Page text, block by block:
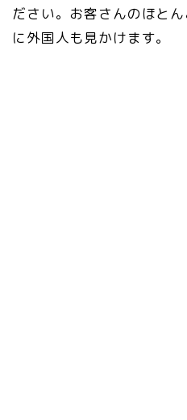
ださい。お客さんのほと
に外国人も見かけます。